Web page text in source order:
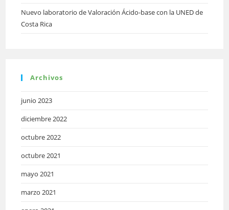
Nuevo laboratorio de Valoración Ácido-base con la UNED de
Costa Rica
Archivos
junio 2023
diciembre 2022
octubre 2022
octubre 2021
mayo 2021
marzo 2021